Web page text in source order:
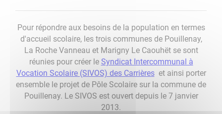
Pour répondre aux besoins de la population en termes
d'accueil scolaire, les trois communes de Pouillenay,
La Roche Vanneau et Marigny Le Caouhët se sont
réunies pour créer le Syndicat Intercommunal à
Vocation Scolaire (SIVOS) des Carrièreset ainsi porter
ensemble le projet de Pôle Scolaire sur la commune de
Pouillenay. Le SIVOS est ouvert depuis le 7 janvier
2013.